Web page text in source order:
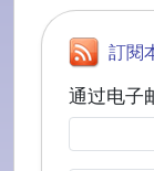
訂閱
通过电子